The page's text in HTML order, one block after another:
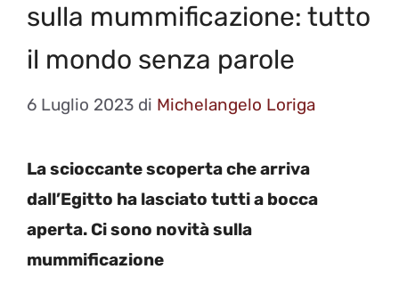
sulla mummificazione: tutto
il mondo senza parole
6 Luglio 2023 di Michelangelo Loriga
La scioccante scoperta che arriva
dall’Egitto ha lasciato tutti a bocca
aperta. Ci sono novità sulla
mummificazione